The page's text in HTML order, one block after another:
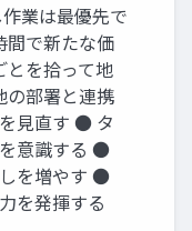
業は最優先で
で新たな価
を拾って地
部署と連携
見直す ● タ
意識する ●
を増やす ●
を発揮する